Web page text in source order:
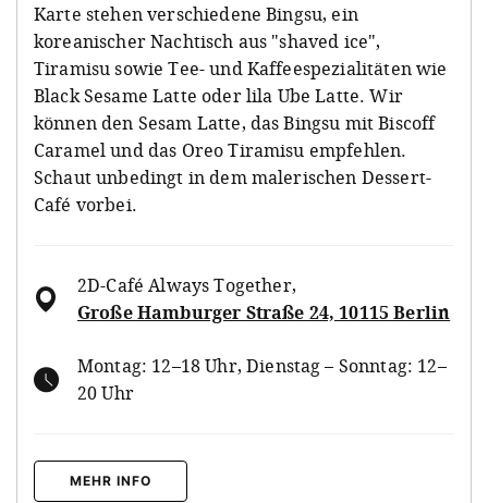
Karte stehen verschiedene Bingsu, ein
koreanischer Nachtisch aus "shaved ice",
Tiramisu sowie Tee- und Kaffeespezialitäten wie
Black Sesame Latte oder lila Ube Latte. Wir
können den Sesam Latte, das Bingsu mit Biscoff
Caramel und das Oreo Tiramisu empfehlen.
Schaut unbedingt in dem malerischen Dessert-
Café vorbei.
2D-Café Always Together,
Große Hamburger Straße 24, 10115 Berlin
Montag: 12–18 Uhr, Dienstag – Sonntag: 12–
20 Uhr
MEHR INFO